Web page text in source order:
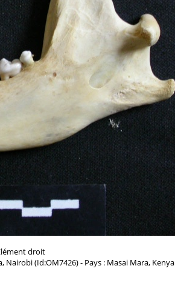
droit
(Id:OM7426) - Pays : Masai Mara, Kenya